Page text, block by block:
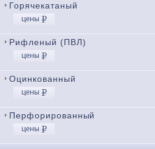
Горячекатаный
Рифленый (ПВЛ)
Оцинкованный
Перфорированный